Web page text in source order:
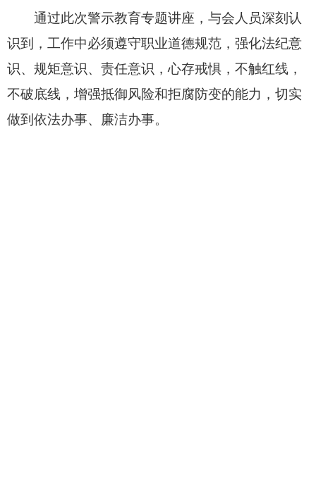
通过此次警示教育专题讲座，与会人员深刻认
识到，工作中必须遵守职业道德规范，强化法纪意
识、规矩意识、责任意识，心存戒惧，不触红线，
不破底线，增强抵御风险和拒腐防变的能力，切实
做到依法办事、廉洁办事。